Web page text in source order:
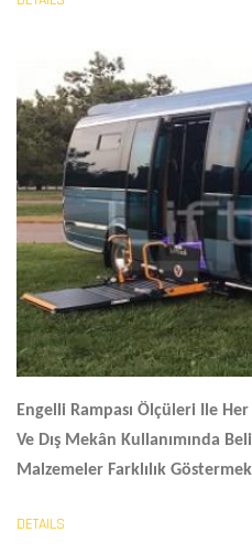
Engelli Rampası Ölçüleri Ile
Ve Dış Mekân Kullanımında
Malzemeler Farklılık
DETAILS